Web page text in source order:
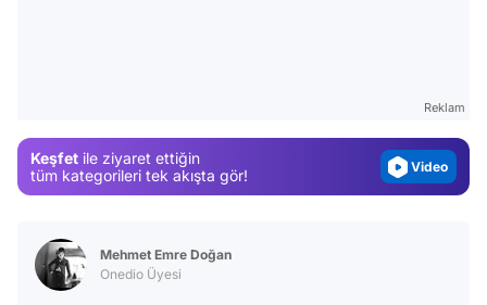
Reklam
Keşfet ile ziyaret ettiğin
tüm kategorileri tek akışta gör!
Magazin
Video
Test
Mehmet Emre Doğan
Onedio Üyesi